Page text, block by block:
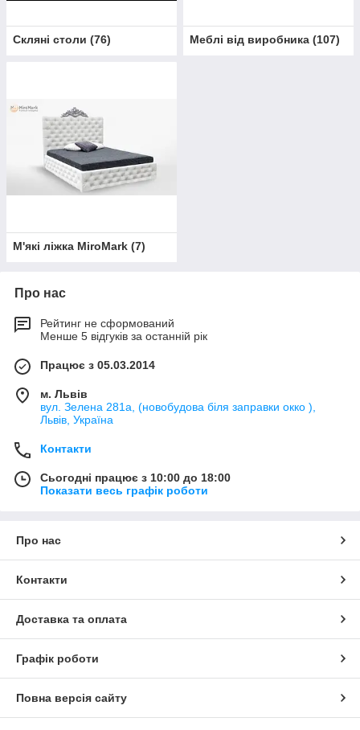
Скляні столи (76) Меблі від виробника (107)
М'які ліжка MiroMark (7)
Про нас
Рейтинг не сформований
Менше 5 відгуків за останній рік
Працює з 05.03.2014
м. Львів
вул. Зелена 281а, (новобудова біля заправки окко ),
Львів, Україна
Контакти
Сьогодні працює з 10:00 до 18:00
Показати весь графік роботи
Про нас
Контакти
Доставка та оплата
Графік роботи
Повна версія сайту